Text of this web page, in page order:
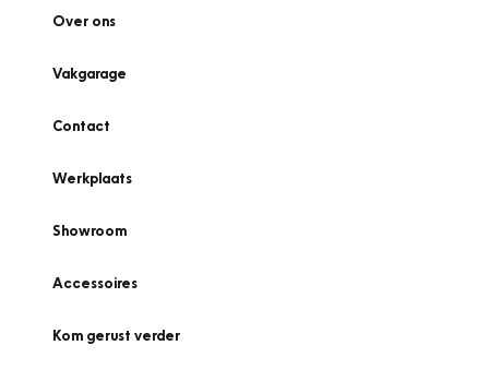
Over ons
Vakgarage
Contact
Werkplaats
Showroom
Accessoires
Kom gerust verder